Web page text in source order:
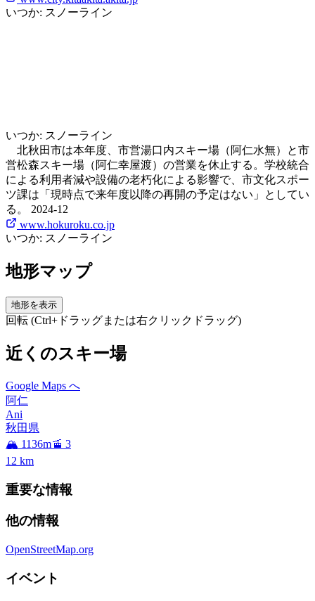
いつか: スノーライン
いつか: スノーライン
北秋田市は本年度、市営湯口内スキー場（阿仁水無）と市
営松森スキー場（阿仁幸屋渡）の営業を休止する。学校統合
による利用者減や設備の老朽化による影響で、市文化スポー
ツ課は「現時点で来年度以降の再開の予定はない」としてい
る。 2024-12
www.hokuroku.co.jp
いつか: スノーライン
地形マップ
地形を表示
回転 (Ctrl+ドラッグまたは右クリックドラッグ)
近くのスキー場
Google Maps へ
阿仁
Ani
秋田県
🏔️ 1136m🚡 3
12 km
重要な情報
他の情報
OpenStreetMap.org
イベント